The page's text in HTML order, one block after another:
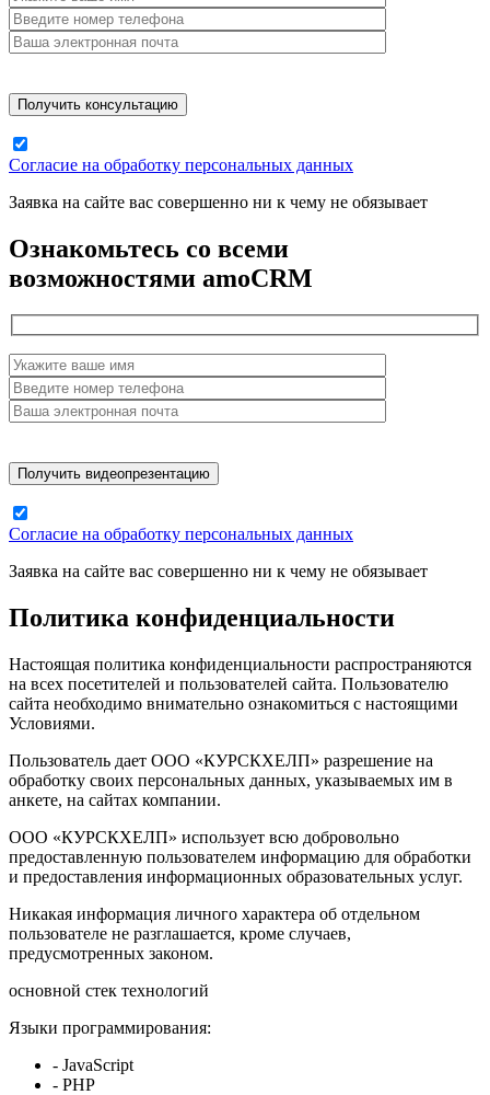
Согласие на обработку персональных данных
Заявка на сайте вас совершенно ни к чему не обязывает
Ознакомьтесь со всеми
возможностями amoCRM
Согласие на обработку персональных данных
Заявка на сайте вас совершенно ни к чему не обязывает
Политика конфиденциальности
Настоящая политика конфиденциальности распространяются
на всех посетителей и пользователей сайта. Пользователю
сайта необходимо внимательно ознакомиться с настоящими
Условиями.
Пользователь дает ООО «КУРСКХЕЛП» разрешение на
обработку своих персональных данных, указываемых им в
анкете, на сайтах компании.
ООО «КУРСКХЕЛП» использует всю добровольно
предоставленную пользователем информацию для обработки
и предоставления информационных образовательных услуг.
Никакая информация личного характера об отдельном
пользователе не разглашается, кроме случаев,
предусмотренных законом.
основной стек технологий
Языки программирования:
- JavaScript
- PHP